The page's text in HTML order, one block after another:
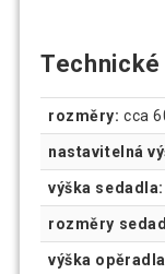
Technické
rozměry: cca
nastavitelná
výška sedadla:
rozměry
výška